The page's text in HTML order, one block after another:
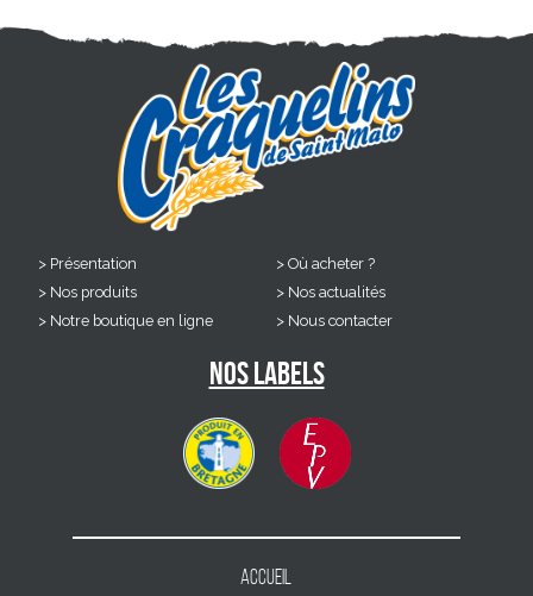
Présentation
Nos produits
Notre boutique en ligne
Où acheter ?
Nos actualités
Nous contacter
Nos labels
Accueil